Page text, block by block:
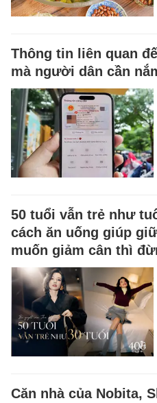
Thông tin liên quan
mà người dân cần
50 tuổi vẫn trẻ như
cách ăn uống giúp
muốn giảm cân thì
Căn nhà của Nobita,